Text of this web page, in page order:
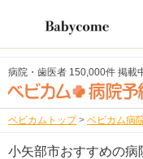
病院・歯医者 150,000件 掲載
ベビカムトップ > ベビカム病
小矢部市おすすめの病